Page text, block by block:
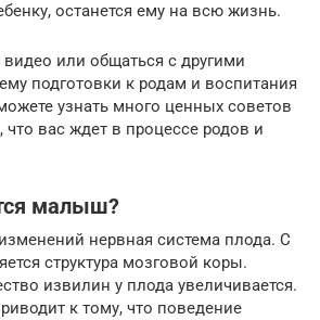
останется ему на всю жизнь.
или общаться с другими
подготовки к родам и воспитания
узнать много ценных советов
что вас ждет в процессе родов и
малыш?
нервная система плода. С
структура мозговой коры.
извилин у плода увеличивается.
к тому, что поведение